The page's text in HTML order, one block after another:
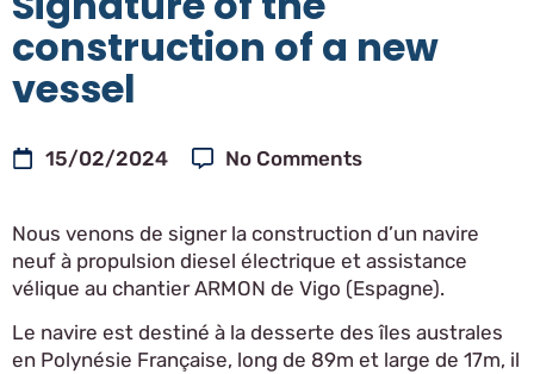
construction of a new
vessel
15/02/2024 No Comments
Nous venons de signer la construction d’un navire
neuf à propulsion diesel électrique et assistance
vélique au chantier ARMON de Vigo (Espagne).
Le navire est destiné à la desserte des îles australes
en Polynésie Française, long de 89m et large de 17m, il